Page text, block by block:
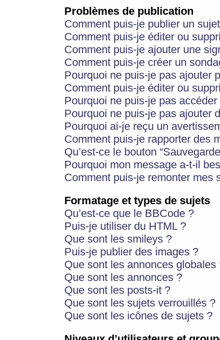
Problèmes de publication
Comment puis-je publier un
Comment puis-je éditer ou
Comment puis-je ajouter une
Comment puis-je créer un
Pourquoi ne puis-je pas ajouter
Comment puis-je éditer ou
Pourquoi ne puis-je pas
Pourquoi ne puis-je pas ajouter
Pourquoi ai-je reçu un
Comment puis-je rapporter des
Qu’est-ce le bouton
Pourquoi mon message a-t-il
Comment puis-je remonter mes
Formatage et types de sujets
Qu’est-ce que le BBCode ?
Puis-je utiliser du HTML ?
Que sont les smileys ?
Puis-je publier des images ?
Que sont les annonces globales
Que sont les annonces ?
Que sont les posts-it ?
Que sont les sujets verrouillés ?
Que sont les icônes de sujets ?